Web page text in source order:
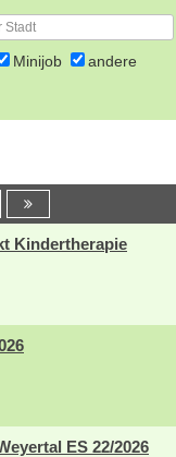
Minijob andere
Kindertherapie
ES 22/2026